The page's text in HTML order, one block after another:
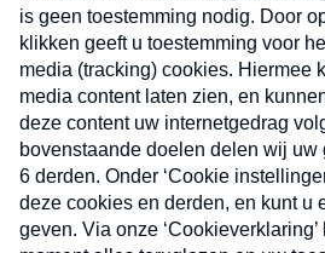
Nieuwsbrief
Neem hier een gratis